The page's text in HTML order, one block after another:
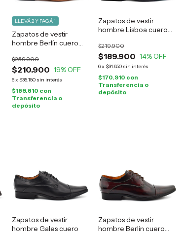
Zapatos de vestir
hombre Berlín cuero
$210.900
$259.900
19% OFF
6x $35.150 sin interés
LLEVÁ 2 Y PAGÁ 1
$189.810 con
Transferencia o
depósito
Zapatos de vestir
hombre Lisboa cuero
$189.900
$219.900
14% OFF
6x $31.650 sin interés
$170.910 con
Transferencia o
depósito
Zapatos de vestir
hombre Gales cuero
Zapatos de vestir
hombre Berlin cuero